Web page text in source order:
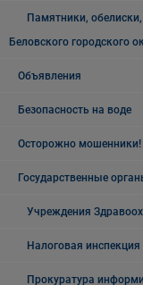
Памятники,
Беловского городского
Объявления
Безопасность на воде
Осторожно мошенники!
Государственные
Учреждения
Налоговая
Прокуратура